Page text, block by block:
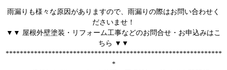
雨漏りも様々な原因がありますので、雨漏りの際はお問い合わせく
ださいませ！
▼▼ 屋根外壁塗装・リフォーム工事などのお問合せ・お申込みはこ
ちら ▼▼
*************************************************************
*